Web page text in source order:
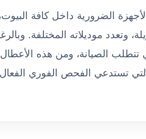
الضرورية داخل كافة البيوت،
موديلاته المختلفة.
الصيانة، ومن هذه
التي تستدعي الفحص الفوري